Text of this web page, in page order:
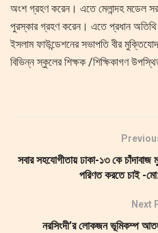
অংশ গ্রহণ করেন। এতে মেলান্দহ মডেল
পুরস্কার গ্রহণ করেন। এতে প্রধান অতিথি
ইসলাম ফাউন্ডেশনের সভাপতি বীর
বিভিন্ন স্কুলের শিক্ষক /শিক্ষিকাগণ
সবার সহযোগীতায় ঢাকা-১৩ কে
পরিণত করতে চাই -
Next
নরসিংদী’র লোকজন ভূমিকম্প